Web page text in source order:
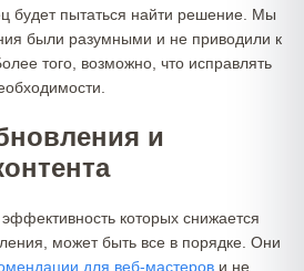
будет пытаться найти решение. Мы
были разумными и не приводили к
того, возможно, что исправлять
и
которых снижается
может быть все в порядке. Они
для веб-мастеров и не